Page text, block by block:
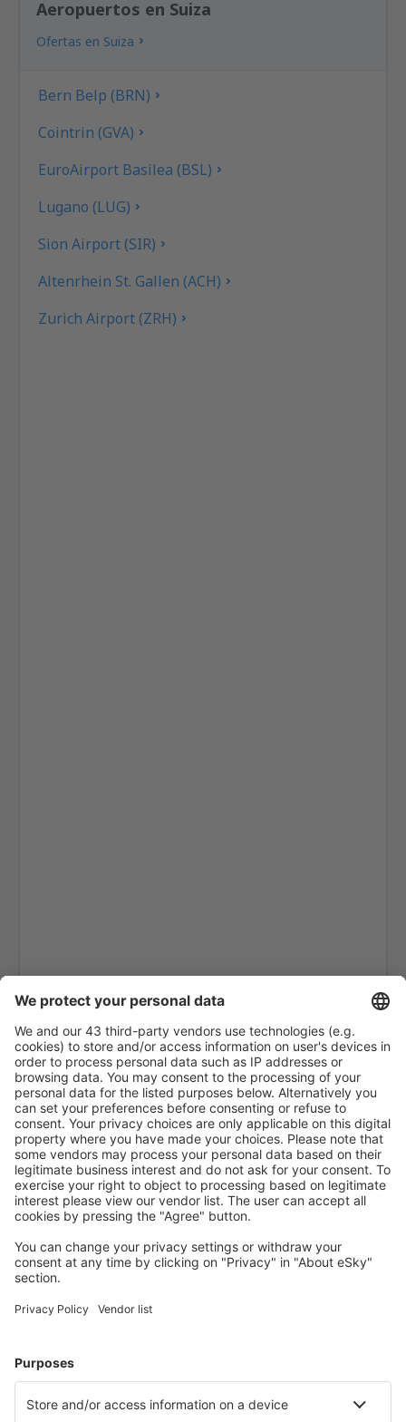
Aeropuertos en Suiza
Ofertas en Suiza
Bern Belp (BRN)
Cointrin (GVA)
EuroAirport Basilea (BSL)
Lugano (LUG)
Sion Airport (SIR)
Altenrhein St. Gallen (ACH)
Zurich Airport (ZRH)